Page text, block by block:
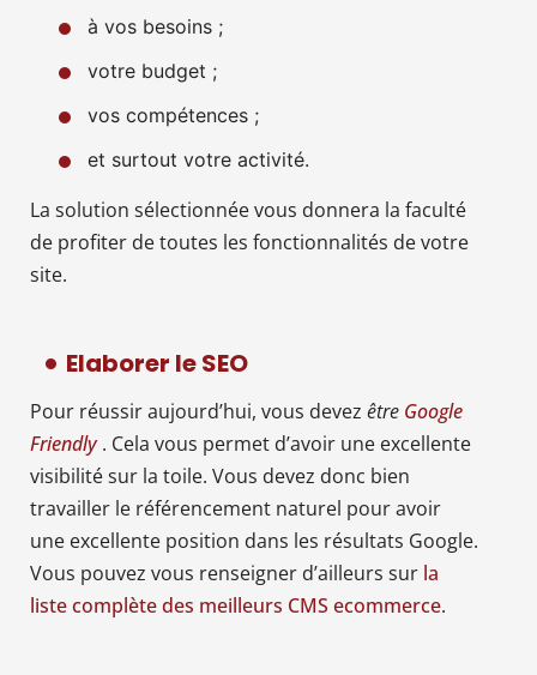
à vos besoins ;
votre budget ;
vos compétences ;
et surtout votre activité.
La solution sélectionnée vous donnera la faculté
de profiter de toutes les fonctionnalités de votre
site.
Elaborer le SEO
Pour réussir aujourd’hui, vous devez être Google
Friendly . Cela vous permet d’avoir une excellente
visibilité sur la toile. Vous devez donc bien
travailler le référencement naturel pour avoir
une excellente position dans les résultats Google.
Vous pouvez vous renseigner d’ailleurs sur la
liste complète des meilleurs CMS ecommerce.